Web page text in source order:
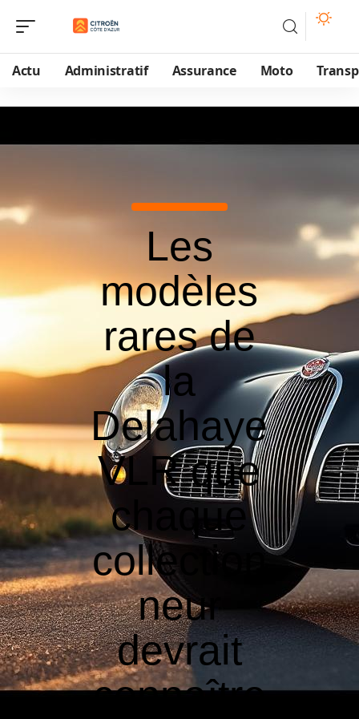
Actu Administratif Assurance Moto
Les
modèles
rares de
la
Delahaye
VLR que
chaque
collection
neur
devrait
connaître